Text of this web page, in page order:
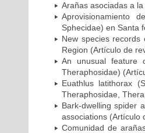
Arañas asociadas a
Aprovisionamiento
Sphecidae) en Santa
New species records
Region (Artículo de
An unusual feature
Theraphosidae)
Euathlus latithorax
Theraphosidae,
Bark-dwelling spider
associations (Artículo
Comunidad de